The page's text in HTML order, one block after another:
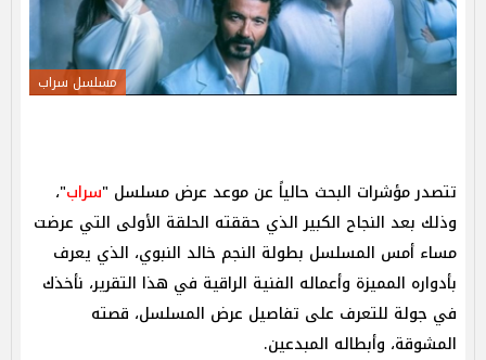
مسلسل سراب
تتصدر مؤشرات البحث حالياً عن موعد عرض مسلسل "سراب"،
وذلك بعد النجاح الكبير الذي حققته الحلقة الأولى التي عرضت
مساء أمس المسلسل بطولة النجم خالد النبوي، الذي يعرف
بأدواره المميزة وأعماله الفنية الراقية في هذا التقرير، نأخذك
في جولة للتعرف على تفاصيل عرض المسلسل، قصته
المشوقة، وأبطاله المبدعين.